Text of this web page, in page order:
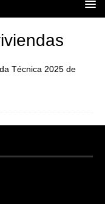
Técnica 2025 de